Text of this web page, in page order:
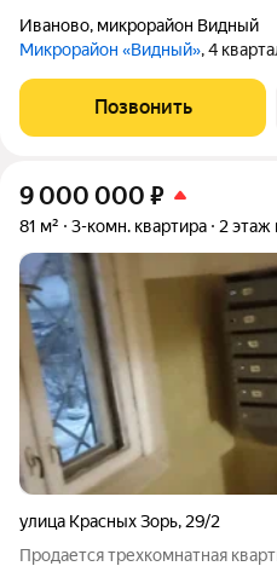
Иваново, микрорайон Видный
Микрорайон «Видный», 4
Позвонить
9 000 000 ₽
81 м² 3-комн. квартира 2 этаж
улица Красных Зорь, 29/2
Продается трехкомнатная